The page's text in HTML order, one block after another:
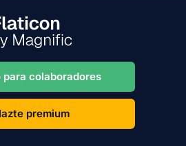
para colaboradores
premium